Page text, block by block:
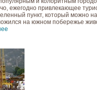
ежегодно привлекающее
пункт, который можно
на южном побережье